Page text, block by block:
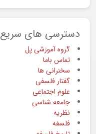
دسترسی های سریع
گروه آموزشی پل
تماس باما
سخنرانی ها
گفتار فلسفی
علوم اجتماعی
جامعه شناسی
نظریه
فلسفه